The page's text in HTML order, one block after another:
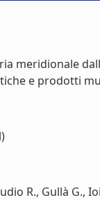
meridionale
e prodotti
R., Gullà G.,